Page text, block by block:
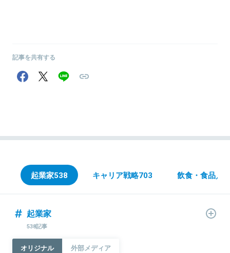
記事を共有する
起業家538 キャリア戦略703 飲食・食品／
起業家
538記事
オリジナル 外部メディア